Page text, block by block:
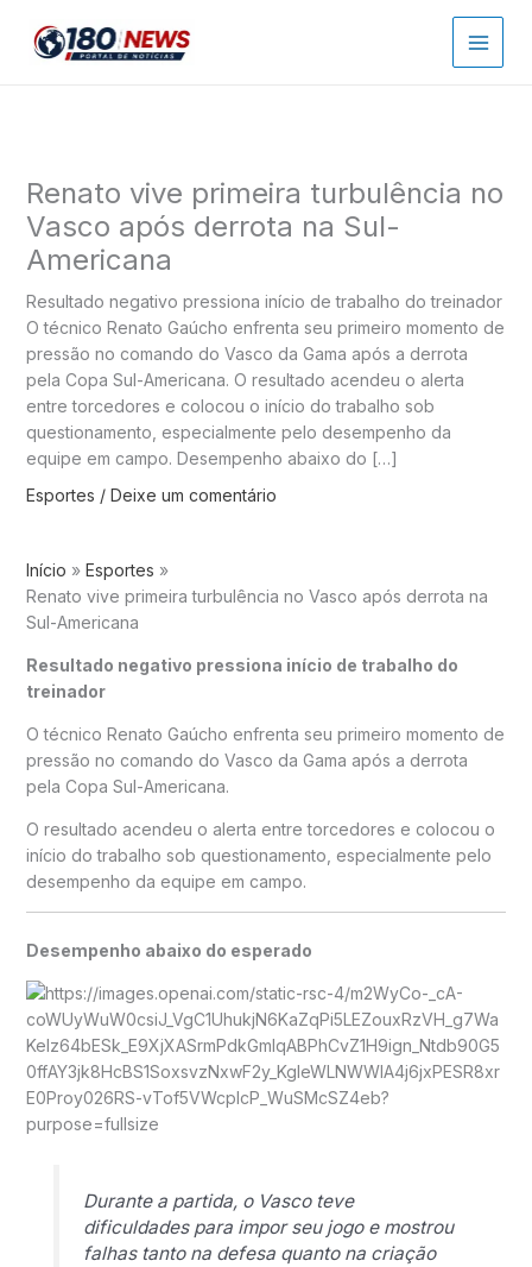
para
Renato vive primeira turbulência no
Vasco após derrota na Sul-
Americana
Resultado negativo pressiona início de trabalho do treinador
O técnico Renato Gaúcho enfrenta seu primeiro momento de
pressão no comando do Vasco da Gama após a derrota
pela Copa Sul-Americana. O resultado acendeu o alerta
entre torcedores e colocou o início do trabalho sob
questionamento, especialmente pelo desempenho da
equipe em campo. Desempenho abaixo do […]
Esportes / Deixe um comentário
Início
Esportes
Renato vive primeira turbulência no Vasco após derrota na
Sul-Americana
Resultado negativo pressiona início de trabalho do
treinador
O técnico Renato Gaúcho enfrenta seu primeiro momento de
pressão no comando do Vasco da Gama após a derrota
pela Copa Sul-Americana.
O resultado acendeu o alerta entre torcedores e colocou o
início do trabalho sob questionamento, especialmente pelo
desempenho da equipe em campo.
Desempenho abaixo do esperado
Durante a partida, o Vasco teve
dificuldades para impor seu jogo e mostrou
falhas tanto na defesa quanto na criação